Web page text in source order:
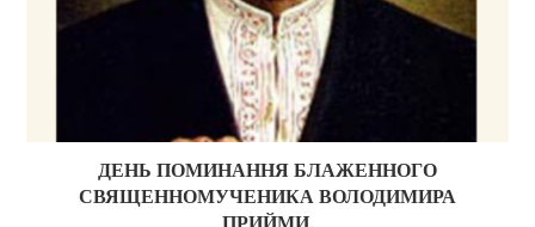
ДЕНЬ ПОМИНАННЯ БЛАЖЕННОГО
СВЯЩЕННОМУЧЕНИКА ВОЛОДИМИРА